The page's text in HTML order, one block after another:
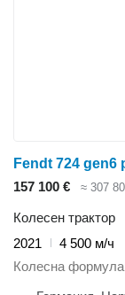
157 100 € ≈ 307
Колесен трактор
2021
4 500 м/ч
Колесна формула